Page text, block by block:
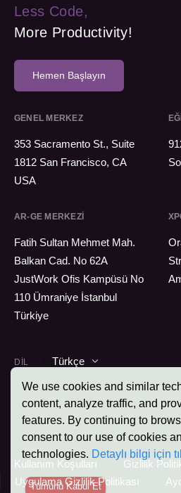
We use cookies and similar
content, analyze traffic, and
features. By continuing to
consent to our use of cookies
technologies. Detaylı bilgi için
Tümünü Kabul Et
Less Code,
More Productivity!
Hemen Başlayın
GENEL MERKEZ
353 Sacramento St., Suite
1812 San Francisco, CA
USA
AR-GE MERKEZI
Fatih Sultan Mehmet Mah.
Balkan Cad. No 62A
JustWork Ofis Kampüsü No
110 Ümraniye İstanbul
Türkiye
DIL Türkçe
Xpoda © 2026 - Tüm Hakları
Kullanım Koşulları
Gizlilik
Uygulama Gizlilik Politikası